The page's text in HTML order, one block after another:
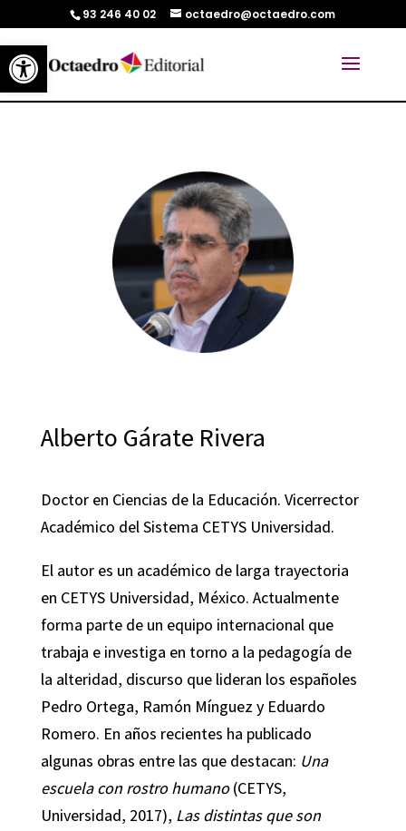
Abrir barra de herramientas
93 246 40 02 octaedro@octaedro.com
Alberto Gárate Rivera
Doctor en Ciencias de la Educación. Vicerrector
Académico del Sistema CETYS Universidad.
El autor es un académico de larga trayectoria
en CETYS Universidad, México. Actualmente
forma parte de un equipo internacional que
trabaja e investiga en torno a la pedagogía de
la alteridad, discurso que lideran los españoles
Pedro Ortega, Ramón Mínguez y Eduardo
Romero. En años recientes ha publicado
algunas obras entre las que destacan: Una
escuela con rostro humano(CETYS,
Universidad, 2017), Las distintas que son